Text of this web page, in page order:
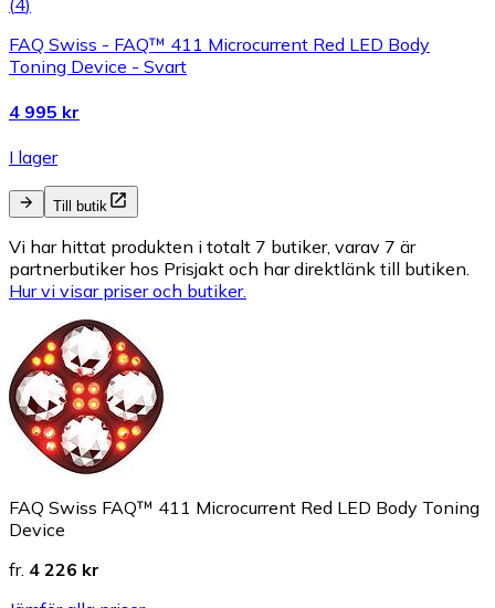
FAQ Swiss - FAQ™ 411 Microcurrent Red LED Body
Toning Device - Svart
4 995 kr
I lager
Till butik
Vi har hittat produkten i totalt 7 butiker, varav 7 är
partnerbutiker hos Prisjakt och har direktlänk till butiken.
Hur vi visar priser och butiker.
FAQ Swiss FAQ™ 411 Microcurrent Red LED Body Toning
Device
fr. 4 226 kr